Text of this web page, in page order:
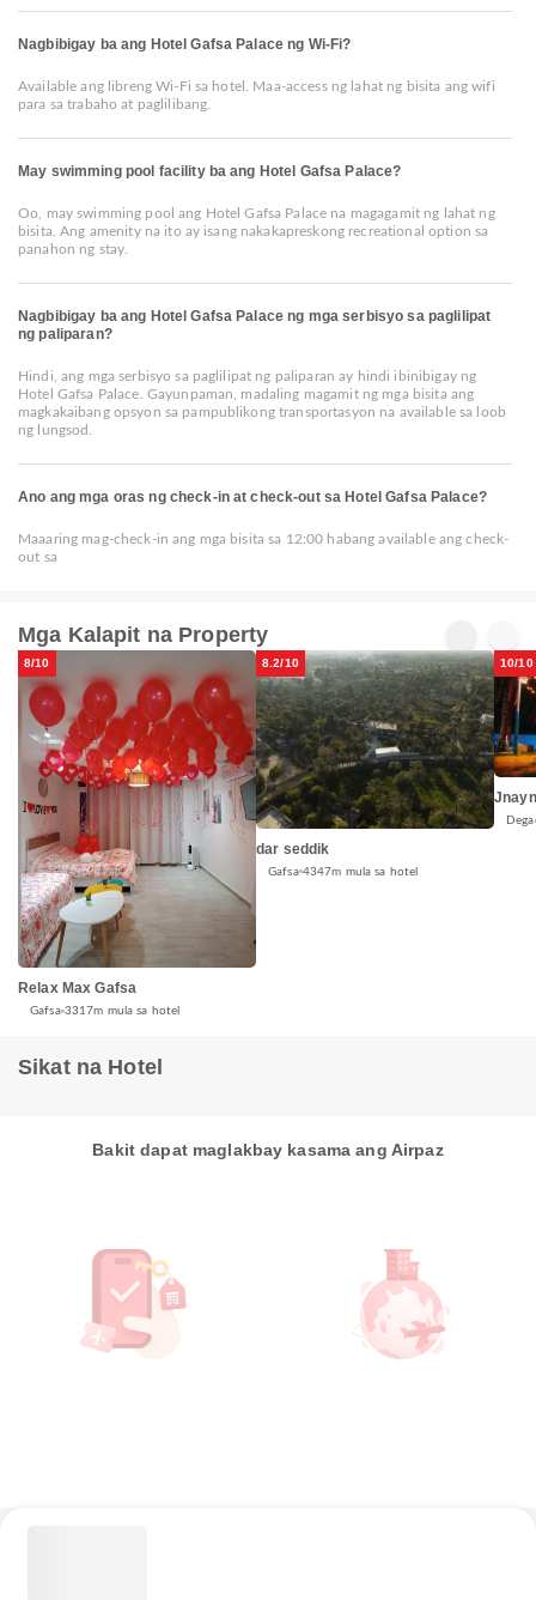
Nagbibigay ba ang Hotel Gafsa Palace ng Wi-Fi?
Available ang libreng Wi-Fi sa hotel. Maa-access ng lahat ng bisita ang wifi
para sa trabaho at paglilibang.
May swimming pool facility ba ang Hotel Gafsa Palace?
Oo, may swimming pool ang Hotel Gafsa Palace na magagamit ng lahat ng
bisita. Ang amenity na ito ay isang nakakapreskong recreational option sa
panahon ng stay.
Nagbibigay ba ang Hotel Gafsa Palace ng mga serbisyo sa paglilipat
ng paliparan?
Hindi, ang mga serbisyo sa paglilipat ng paliparan ay hindi ibinibigay ng
Hotel Gafsa Palace. Gayunpaman, madaling magamit ng mga bisita ang
magkakaibang opsyon sa pampublikong transportasyon na available sa loob
ng lungsod.
Ano ang mga oras ng check-in at check-out sa Hotel Gafsa Palace?
Maaaring mag-check-in ang mga bisita sa 12:00 habang available ang check-
out sa
Mga Kalapit na Property
8/10
Relax Max Gafsa
Gafsa 3317m mula sa hotel
8.2/10
dar seddik
Gafsa 4347m mula sa hotel
10/10
Sikat na Hotel
Bakit dapat maglakbay kasama ang Airpaz